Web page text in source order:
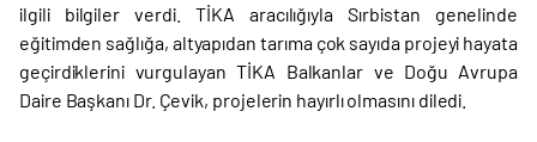
ilgili bilgiler verdi. TİKA aracılığıyla Sırbistan genelinde
eğitimden sağlığa, altyapıdan tarıma çok sayıda projeyi hayata
geçirdiklerini vurgulayan TİKA Balkanlar ve Doğu Avrupa
Daire Başkanı Dr. Çevik, projelerin hayırlı olmasını diledi.